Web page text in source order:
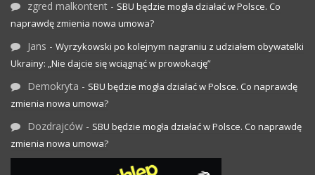
zgred malkontent - SBU będzie mogła działać w Polsce. Co
naprawdę zmienia nowa umowa?
Jans - Wyrzykowski po kolejnym nagraniu z udziałem obywatelki
Ukrainy: „Nie dajcie się wciągnąć w prowokację”
Demokryta - SBU będzie mogła działać w Polsce. Co naprawdę
zmienia nowa umowa?
Dozdrajców - SBU będzie mogła działać w Polsce. Co naprawdę
zmienia nowa umowa?